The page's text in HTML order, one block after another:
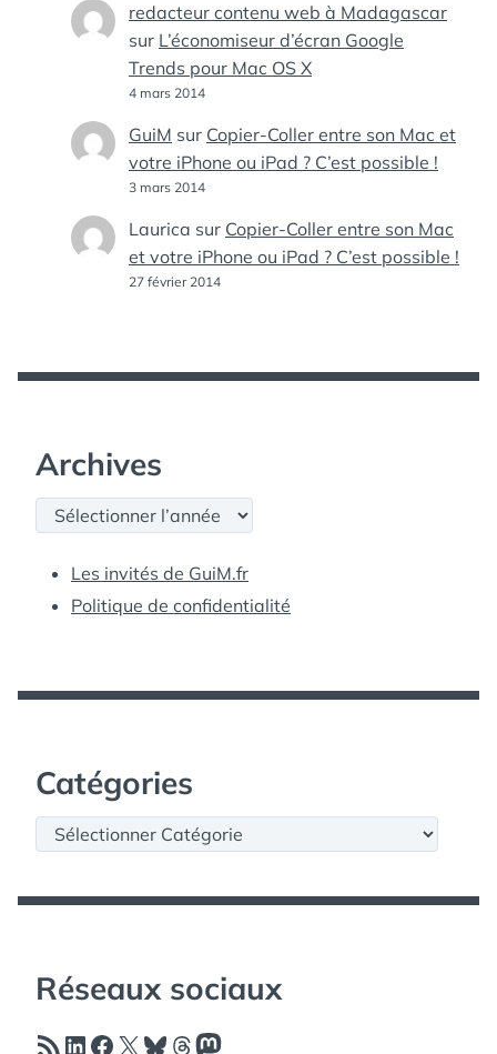
redacteur contenu web à Madagascar
sur L’économiseur d’écran Google
Trends pour Mac OS X
4 mars 2014
GuiM sur Copier-Coller entre son Mac et
votre iPhone ou iPad ? C’est possible !
3 mars 2014
Laurica sur Copier-Coller entre son Mac
et votre iPhone ou iPad ? C’est possible !
27 février 2014
Archives
Archives
Les invités de GuiM.fr
Politique de confidentialité
Catégories
Catégories
Réseaux sociaux
Flux RSSLinkedIn
Facebook
X Bluesky
Threads
Mastodon